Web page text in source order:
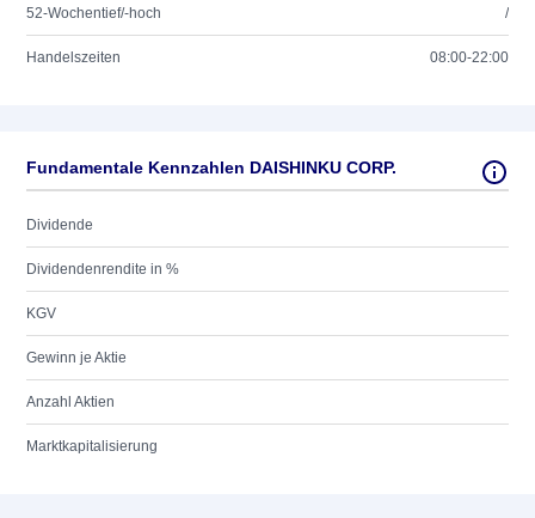
52-Wochentief/-hoch /
Handelszeiten 08:00-22:00
Fundamentale Kennzahlen DAISHINKU CORP.
Dividende
Dividendenrendite in %
KGV
Gewinn je Aktie
Anzahl Aktien
Marktkapitalisierung